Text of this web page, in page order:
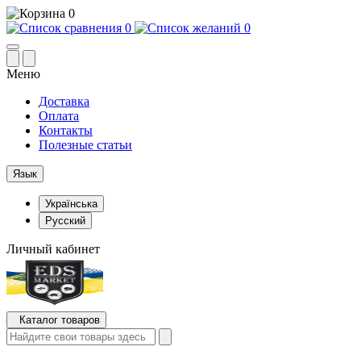
0
0
0
Меню
Доставка
Оплата
Контакты
Полезные статьи
Язык
Українська
Русский
Личный кабинет
Каталог товаров